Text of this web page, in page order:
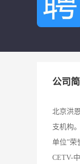
公司
北京洪
支机构
单位”荣
CETV-